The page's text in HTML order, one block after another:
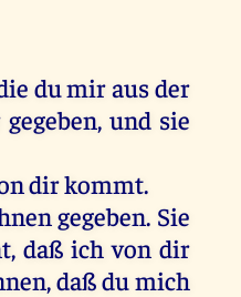
du mir aus der
und sie
dir kommt.
gegeben. Sie
daß ich von dir
daß du mich